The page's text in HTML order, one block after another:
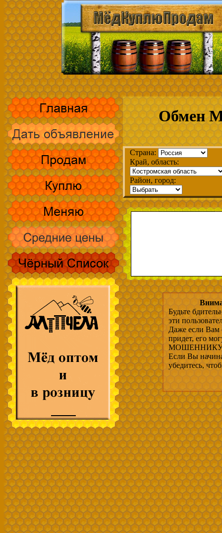
Обмен
Страна:
Край, область:
Район, город:
Будьте
эти
Даже если Вам
придет, его
МОШЕННИКУ,
Если Вы
убедитесь,